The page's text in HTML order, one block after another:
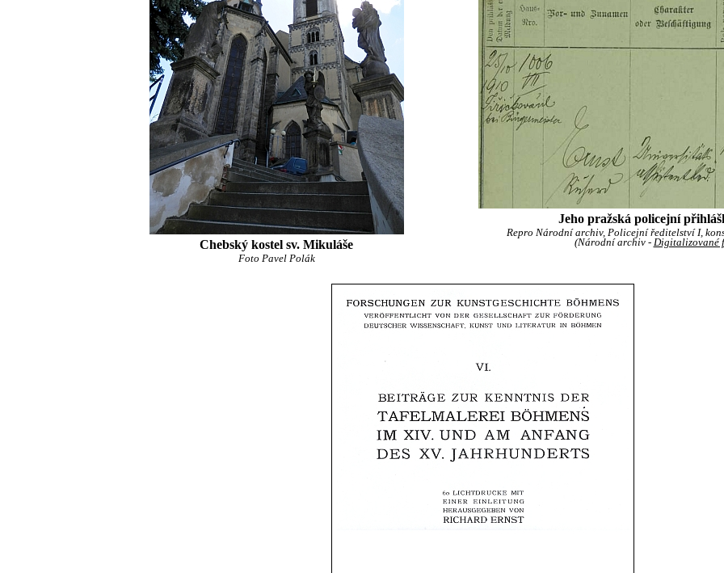
Chebský kostel sv. Mikuláše
Foto Pavel Polák
Jeho pražská policejní
Repro Národní archiv, Policejní ředitelství I,
(Národní archiv - Digitalizované